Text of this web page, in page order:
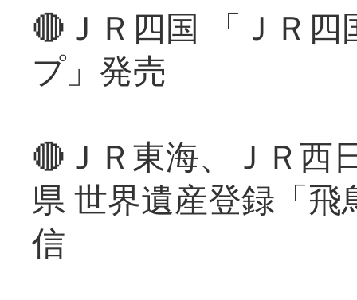
🔴ＪＲ四国 「ＪＲ
プ」発売
🔴ＪＲ東海、ＪＲ西
県 世界遺産登録「
信